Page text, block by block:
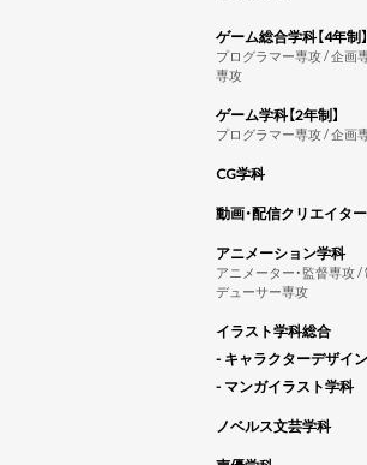
ゲーム総合学科【4年制】
プログラマー専攻 / 企画
専攻
ゲーム学科【2年制】
プログラマー専攻 / 企画
CG学科
動画・配信クリエイタ
アニメーション学科
アニメーター・監督専攻 /
デューサー専攻
イラスト学科総合
- キャラクターデザイ
- マンガイラスト学科
ノベルス文芸学科